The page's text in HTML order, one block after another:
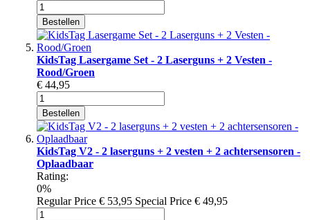
Bestellen
KidsTag Lasergame Set - 2 Laserguns + 2 Vesten -
Rood/Groen
€ 44,95
Bestellen
KidsTag V2 - 2 laserguns + 2 vesten + 2 achtersensoren -
Oplaadbaar
Rating:
0%
Regular Price € 53,95 Special Price € 49,95